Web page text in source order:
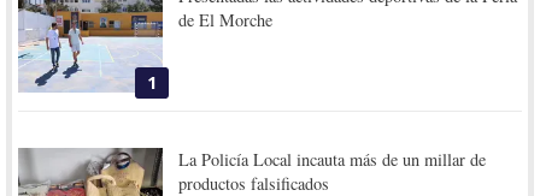
1
de El Morche
La Policía Local incauta más de un millar de
productos falsificados